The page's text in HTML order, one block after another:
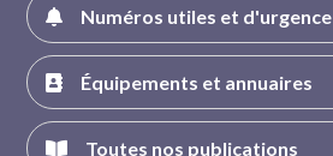
Numéros utiles et d'urgence
Équipements et annuaires
Toutes nos publications